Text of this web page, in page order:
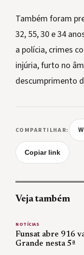
Também foram
32, 55, 30 e 34
a polícia, crimes
injúria, furto no
descumprimento
COMPARTILHAR:
Copiar link
Veja também
NOTÍCIAS
Funsat abre 916
Grande nesta 5ª